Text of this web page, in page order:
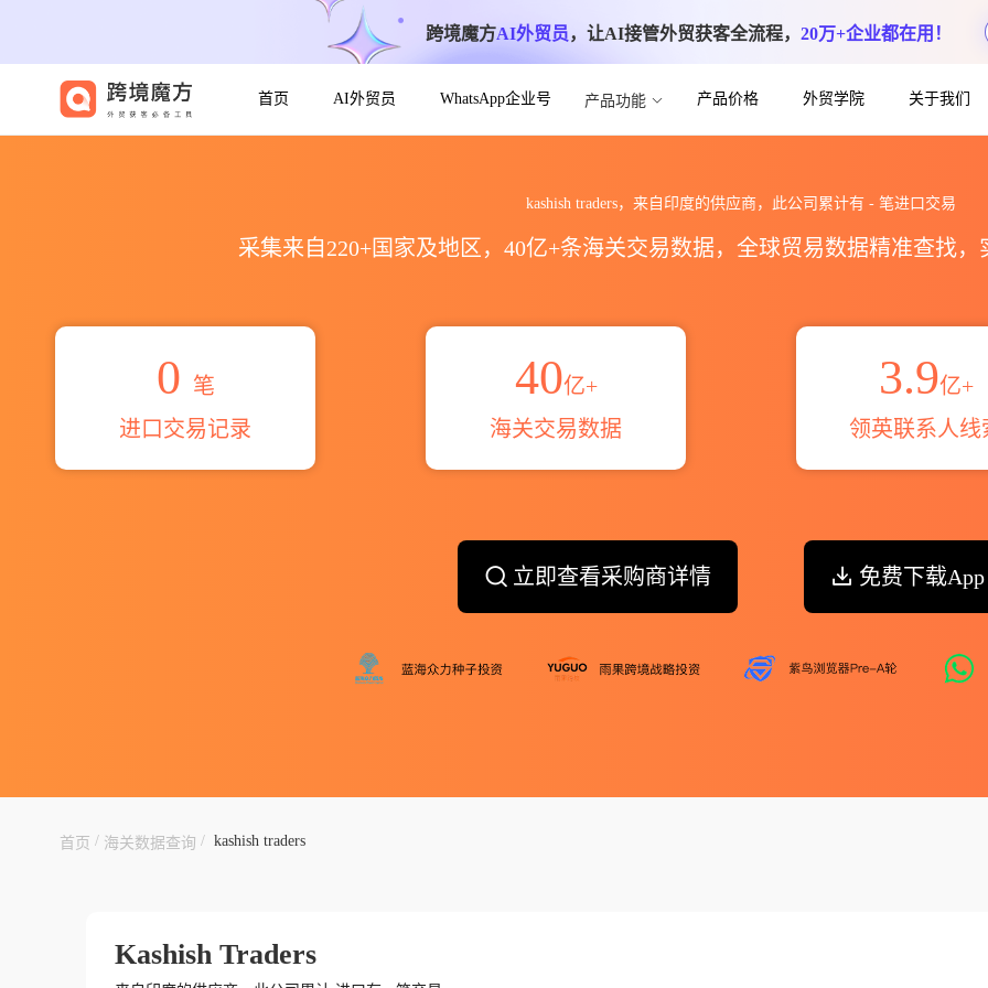
跨境魔方AI外贸员，让AI接管外贸获客全流程， 20万+企业都在用！
首页 AI外贸员 WhatsApp企业号 产品功能 产品价格 外贸学院 关于我们
kashish traders，来自印度的供应商，此公司累计有 - 笔进口交易
采集来自220+国家及地区，40亿+条海关交易数据，全球贸易数据精准查找
0 笔
进口交易记录
40亿+
海关交易数据
3.9亿+
领英联系人线
立即查看采购商详情 免费下载App
首页 / 海关数据查询 / kashish traders
Kashish Traders